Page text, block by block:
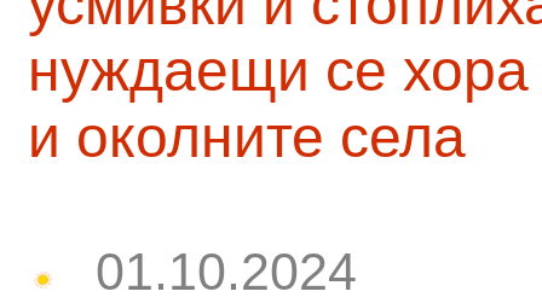
нуждаещи се
и околните села
01.10.2024